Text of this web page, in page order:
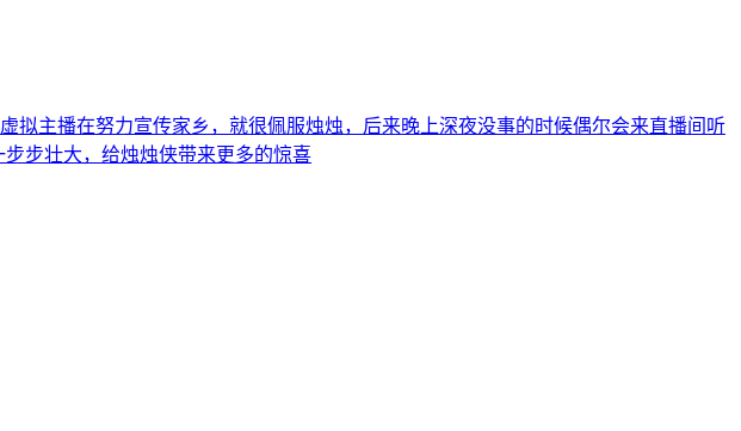
拟主播在努力宣传家乡，就很佩服烛烛，后来晚上深夜没事的时候偶尔会来直播间听
步壮大，给烛烛侠带来更多的惊喜